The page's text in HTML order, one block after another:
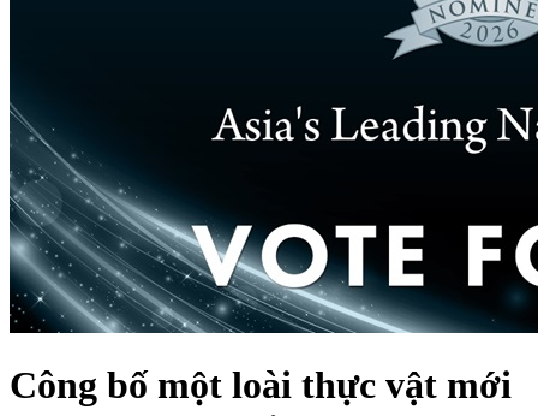
Công bố một loài thực vật mới